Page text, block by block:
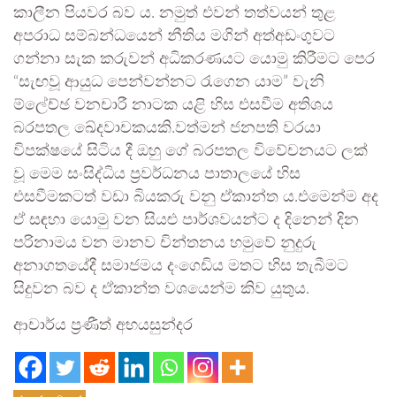
කාලීන පියවර බව ය. නමුත් එවන් තත්වයන් තුළ
අපරාධ සම්බන්ධයෙන් නීතිය මගින් අත්අඩංගුවට
ගන්නා සැක කරුවන් අධිකරණයට යොමු කිරීමට පෙර
“සැඟවූ ආයුධ පෙන්වන්නට රැගෙන යාම” වැනි
ම්ලේච්ඡ වනචාරී නාටක යළි හිස එසවීම අතිශය
බරපතල ඛේදවාචකයකි.වත්මන් ජනපති වරයා
විපක්ෂයේ සිටිය දී ඔහු ගේ බරපතල විවේචනයට ලක්
වූ මෙම සංසිද්ධිය ප්‍රවර්ධනය පාතාලයේ හිස
එසවීමකටත් වඩා බියකරු වනු ඒකාන්ත ය.එමෙන්ම අද
ඒ සඳහා යොමු වන සියළු පාර්ශවයන්ට ද දිනෙන් දින
පරිනාමය වන මානව චින්තනය හමුවේ නුදුරු
අනාගතයේදී සමාජමය දංගෙඩිය මතට හිස තැබීමට
සිදුවන බව ද ඒකාන්ත වශයෙන්ම කිව යුතුය.
ආචාර්ය ප්‍රණීත් අභයසුන්දර